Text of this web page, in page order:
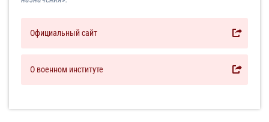
Официальный сайт
О военном институте